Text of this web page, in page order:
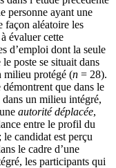
personne ayant une
façon aléatoire les
évaluer cette
d’emploi dont la seule
poste se situait dans
milieu protégé (n = 28).
que dans le
un milieu intégré,
autorité déplacée,
entre le profil du
candidat est perçu
le cadre d’une
les participants qui